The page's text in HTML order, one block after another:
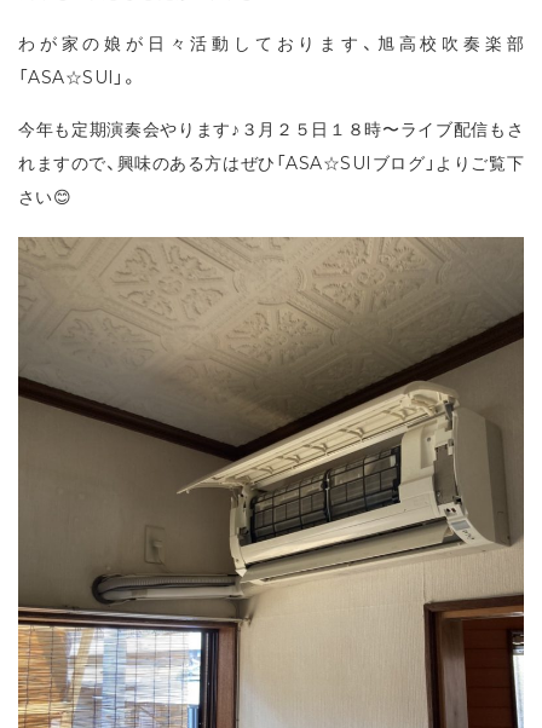
わが家の娘が日々活動しております、旭高校吹奏楽部
「ASA☆SUI」。
今年も定期演奏会やります♪３月２５日１８時〜ライブ配信もさ
れますので、興味のある方はぜひ「ASA☆SUIブログ」よりご覧下
さい😊